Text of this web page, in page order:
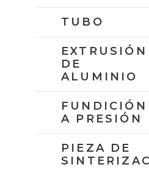
TUBO
EXTRUSIÓN
DE
ALUMINIO
FUNDICIÓN
A PRESIÓN
PIEZA DE